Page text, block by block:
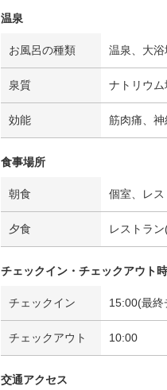
温泉
お風呂の種類 温泉、大
泉質 ナトリウム
効能 筋肉痛、
食事場所
朝食 個室、レス
夕食 レストラ
チェックイン・チェックアウト
チェックイン 15:00(最終
チェックアウト 10:00
交通アクセス